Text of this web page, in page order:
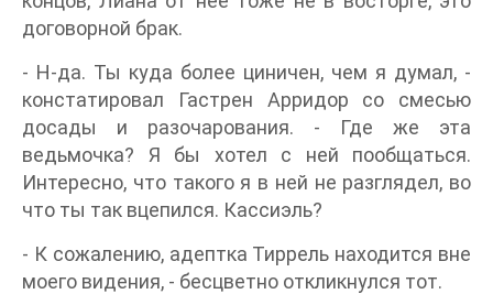
договорной брак.
- Н-да. Ты куда более циничен, чем я думал, -
констатировал Гастрен Арридор со смесью
досады и разочарования. - Где же эта
ведьмочка? Я бы хотел с ней пообщаться.
Интересно, что такого я в ней не разглядел, во
что ты так вцепился. Кассиэль?
- К сожалению, адептка Тиррель находится вне
моего видения, - бесцветно откликнулся тот.